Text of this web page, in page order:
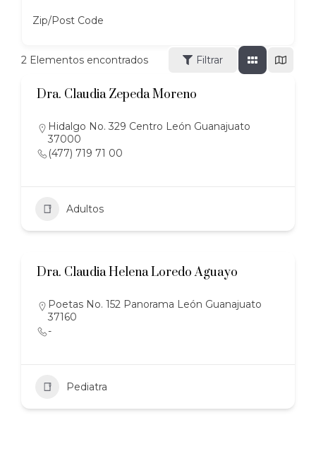
Zip/Post Code
2 Elementos encontrados Filtrar
Dra. Claudia Zepeda Moreno
Hidalgo No. 329 Centro León Guanajuato
37000
(477) 719 71 00
Adultos
Dra. Claudia Helena Loredo Aguayo
Poetas No. 152 Panorama León Guanajuato
37160
-
Pediatra